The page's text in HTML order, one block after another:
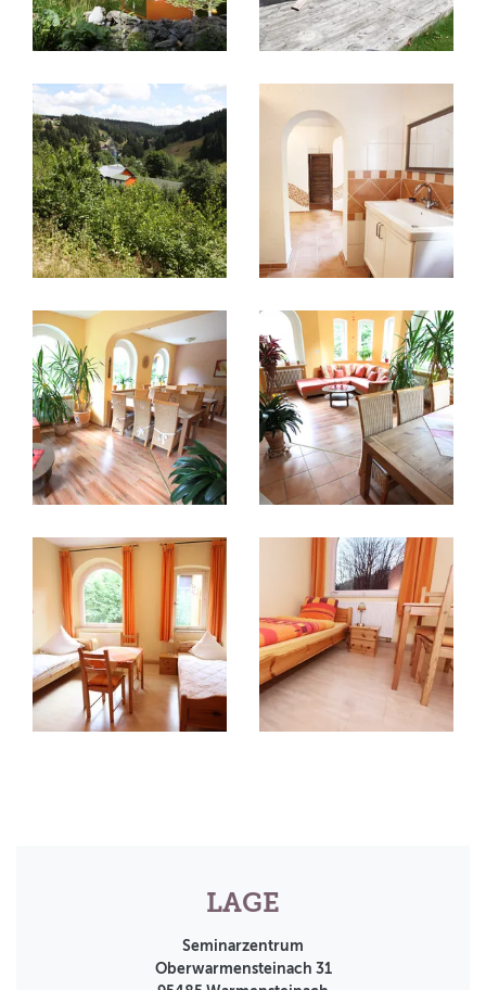
LAGE
Seminarzentrum
Oberwarmensteinach 31